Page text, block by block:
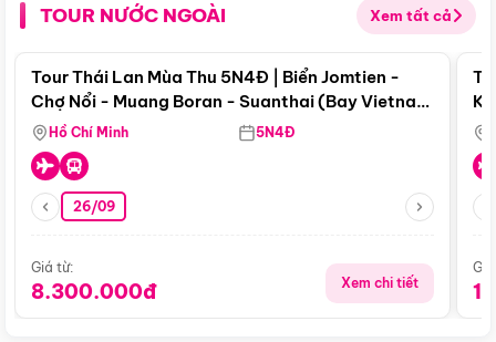
TOUR NƯỚC NGOÀI Xem tất cả
Điểm nổi bật
Tour Thái Lan Mùa Thu 5N4Đ | Biển Jomtien -
Chợ Nổi - Muang Boran - Suanthai (Bay Vietnam
Airlines)
Hồ Chí Minh 5N4Đ
26/09
Giá từ:
8.300.000đ Xem chi tiết